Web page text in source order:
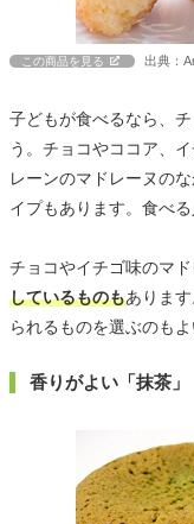
この商品を見る 出典：
子どもが食べるなら、
う。チョコやココア、
レーンのマドレーヌの
イプもあります。食べ
チョコやイチゴ味のマド
しているものもありま
られるものを選ぶのもよ
香りがよい「抹茶